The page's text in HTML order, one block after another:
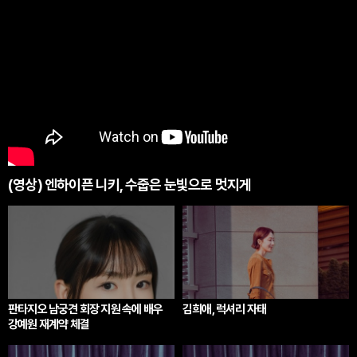
(영상) 엔하이픈 니키, 수줍은 눈빛으로 멋지게
판타지오 남궁견 회장 지원 속에 배우
강예원 재계약 체결
김희애, 럭셔리 자태